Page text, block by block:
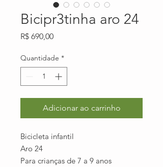
Bicipr3tinha aro 24
R$ 690,00Preço
Quantidade *
Adicionar ao carrinho
Bicicleta infantil
Aro 24
Para crianças de 7 a 9 anos